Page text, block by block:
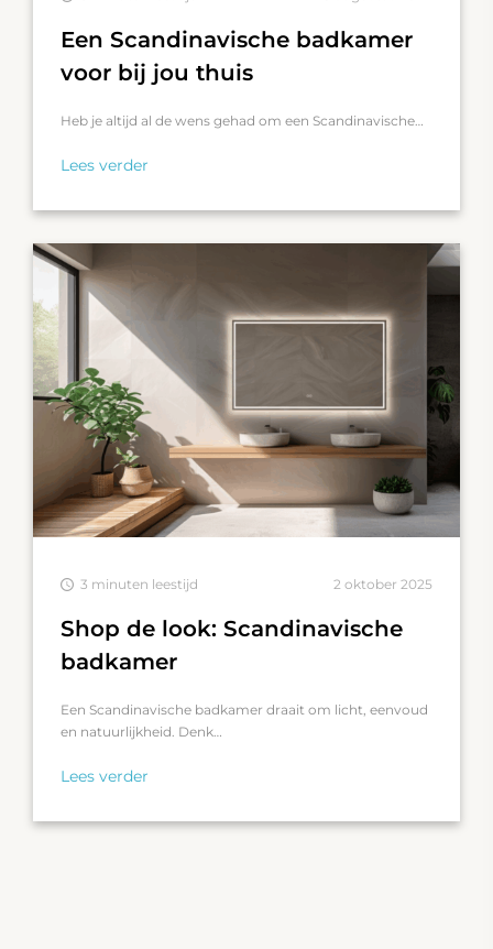
Een Scandinavische badkamer
voor bij jou thuis
Heb je altijd al de wens gehad om een Scandinavische…
Lees verder
3 minuten leestijd 2 oktober 2025
Shop de look: Scandinavische
badkamer
Een Scandinavische badkamer draait om licht, eenvoud
en natuurlijkheid. Denk…
Lees verder